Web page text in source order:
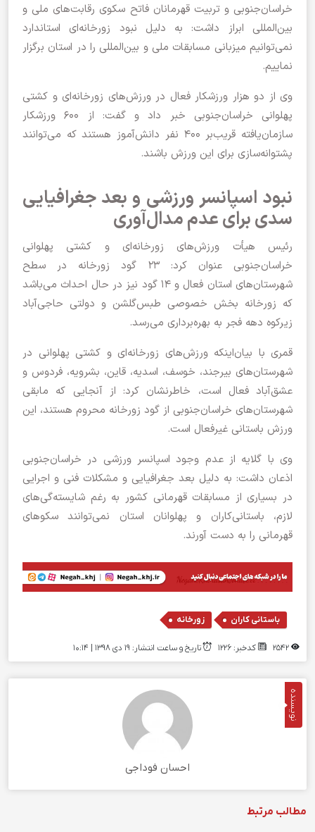
خراسان‌جنوبی و تربیت قهرمانان فاتح سکوی رقابت‌های ملی و
بین‌المللی ابراز داشت: به دلیل نبود زورخانه‌ای استاندارد
نمی‌توانیم میزبانی مسابقات ملی و بین‌المللی را در استان برگزار
نماییم.
وی از دو هزار ورزشکار فعال در ورزش‌های زورخانه‌ای و کشتی
پهلوانی خراسان‌جنوبی خبر داد و گفت: از ۶۰۰ ورزشکار
سازمان‌یافته قریب‌بر ۴۰۰ نفر دانش‌آموز هستند که می‌توانند
پشتوانه‌‌سازی برای این ورزش باشند.
نبود اسپانسر ورزشی و بعد جغرافیایی
سدی برای عدم مدال‌آوری
رئیس هیأت ورزش‌های زورخانه‌ای و کشتی پهلوانی
خراسان‌جنوبی عنوان کرد: ۲۳ گود زورخانه در سطح
شهرستان‌های استان فعال‌ و ۱۴ گود نیز در حال احداث می‌باشد
که زورخانه بخش خصوصی طبس‌گلشن و دولتی حاجی‌آباد
زیرکوه دهه فجر به بهره‌برداری می‌رسد.
قمری با بیان‌اینکه ورزش‌های زورخانه‌ای و کشتی پهلوانی در
شهرستان‌های بیرجند، خوسف، اسدیه، قاین، بشرویه، فردوس و
عشق‌آباد فعال است، خاطرنشان کرد: از آنجایی که مابقی
شهرستان‌های خراسان‌جنوبی از گود زورخانه محروم هستند، این
ورزش باستانی غیرفعال است.
وی با گلایه از عدم وجود اسپانسر ورزشی در خراسان‌جنوبی
اذعان داشت: به دلیل بعد جغرافیایی و مشکلات فنی و اجرایی
در بسیاری از مسابقات قهرمانی کشور به رغم شایسته‌گی‌های
لازم، باستانی‌کاران و پهلوانان استان نمی‌توانند سکوهای
قهرمانی را به دست آورند.
باستانی کاران , زورخانه
کدخبر: 1226 تاریخ و ساعت انتشار: ۱۹ دی ۱۳۹۸ | 10:14
نویسنده
احسان فوداجی
مطالب مرتبط